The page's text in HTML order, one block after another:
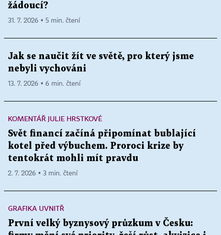
žádoucí?
31. 7. 2026 ▪ 5 min. čtení
Jak se naučit žít ve světě, pro který jsme
nebyli vychováni
13. 7. 2026 ▪ 6 min. čtení
KOMENTÁŘ JULIE HRSTKOVÉ
Svět financí začíná připomínat bublající
kotel před výbuchem. Proroci krize by
tentokrát mohli mít pravdu
2. 7. 2026 ▪ 3 min. čtení
GRAFIKA UVNITŘ
První velký byznysový průzkum v Česku: